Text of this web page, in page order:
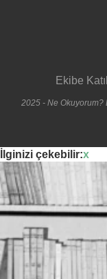
Ekibe
2025 - Ne Okuyorum?
İlginizi çekebilir:x